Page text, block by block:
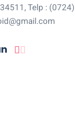
Telp :